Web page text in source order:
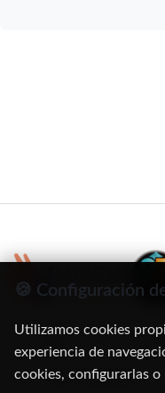
C/ Oruro, 11.
91 345 06 26
🍪 Configuración
Utilizamos cookies
experiencia de
cookies, configurarlas o